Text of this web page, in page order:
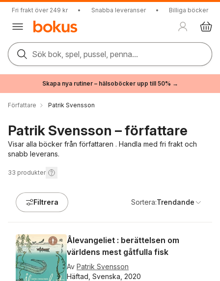
Fri frakt över 249 kr • Snabba leveranser • Billiga böcker
Sök bok, spel, pussel, penna...
Skapa nya rutiner – hälsoböcker upp till 50% →
Författare Patrik Svensson
Patrik Svensson – författare
Visar alla böcker från författaren . Handla med fri frakt och
snabb leverans.
33 produkter
Filtrera Sortera:Trendande
Ålevangeliet : berättelsen om
världens mest gåtfulla fisk
Av Patrik Svensson
Häftad, Svenska, 2020